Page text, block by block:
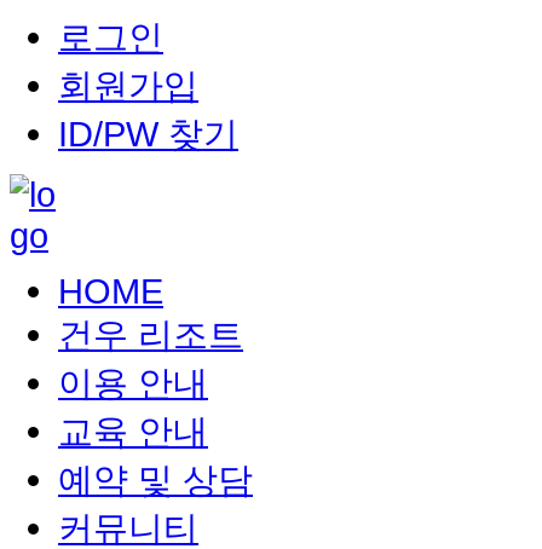
로그인
회원가입
ID/PW 찾기
HOME
건우 리조트
이용 안내
교육 안내
예약 및 상담
커뮤니티